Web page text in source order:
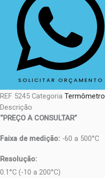
SOLICITAR ORÇAMENTO
REF 5245 Categoria Termômetro
Descrição
“PREÇO A CONSULTAR”
Faixa de medição: -60 a 500°C
Resolução:
0.1°C (-10 a 200°C)